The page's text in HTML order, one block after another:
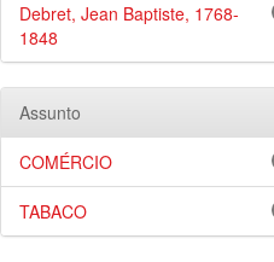
Debret, Jean Baptiste, 1768-
1848
Assunto
COMÉRCIO
TABACO